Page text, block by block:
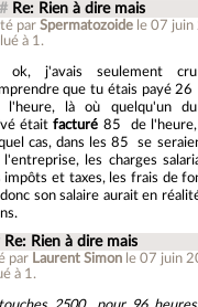
# Re: Rien à dire mais
par Spermatozoide le 07
à 1 .
ok, j'avais seulement cru
que tu étais payé 26 
l'heure, là où quelqu'un du
étaitfacturé 85  de l'heure,
cas, dans les 85  se
l'entreprise, les charges
impôts et taxes, les frais de
son salaire aurait en
Re: Rien à dire mais
par Laurent Simon le 07 juin
à 1 .